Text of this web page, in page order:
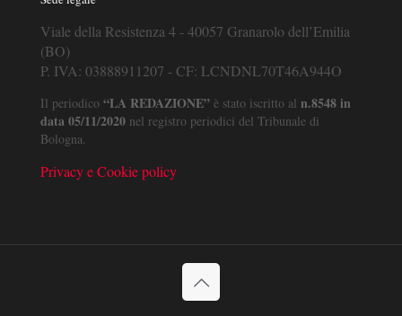
Viale della Resistenza 4 - 40057 Granarolo dell’Emilia
(BO)
P. IVA: 03888911207 - CF: LCNDNL70T46A944O
Il periodico “LA REDAZIONE” è stato iscritto al n.8548 in
data 05/11/2020 nel registro periodici del Tribunale di
Bologna.
Privacy e Cookie policy